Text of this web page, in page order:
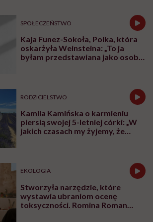
pani nowej książce „Co się zdarza
tłumaczy Małej Róży i jej bratu
związane z ochroną zdrowia. Jaki
wszystkim zależało mi na tym,
szansę przećwiczyć z pomocą
rzeczy, zanim się wydarzą, czyli jak